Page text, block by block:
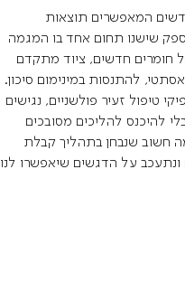
המאפשרים תוצאות
ספק שישנו תחום אחד בו המגמה
חומרים חדשים, ציוד מתקדם
להתנסות במינימום סיכון.
טיפול זעיר פולשניים, נגישים
להיכנס להליכים מסובכים
חשוב שנבחן בתהליך קבלת
על הדגשים שיאפשרו לנו